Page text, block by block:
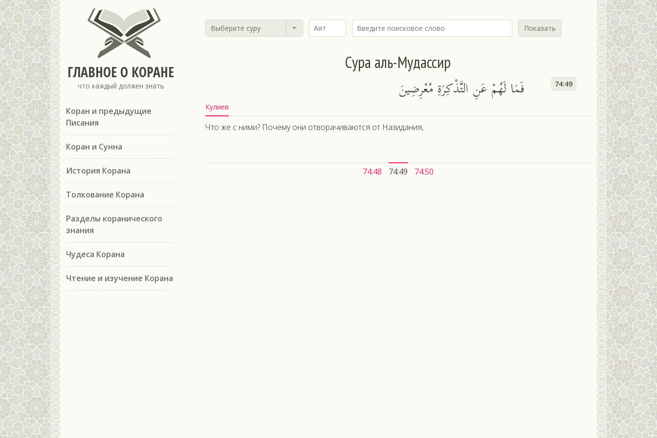
ГЛАВНОЕ О КОРАНЕ
что каждый должен знать
Коран и предыдущие
Писания
Коран и Сунна
История Корана
Толкование Корана
Разделы коранического
знания
Чудеса Корана
Чтение и изучение Корана
Выберите суру Показать
Сура аль-Мудассир
فَمَا لَهُمْ عَنِ التَّذْكِرَةِ مُعْرِضِينَ 74:49
Кулиев
Что же с ними? Почему они отворачиваются от Назидания,
74:48 74:49 74:50